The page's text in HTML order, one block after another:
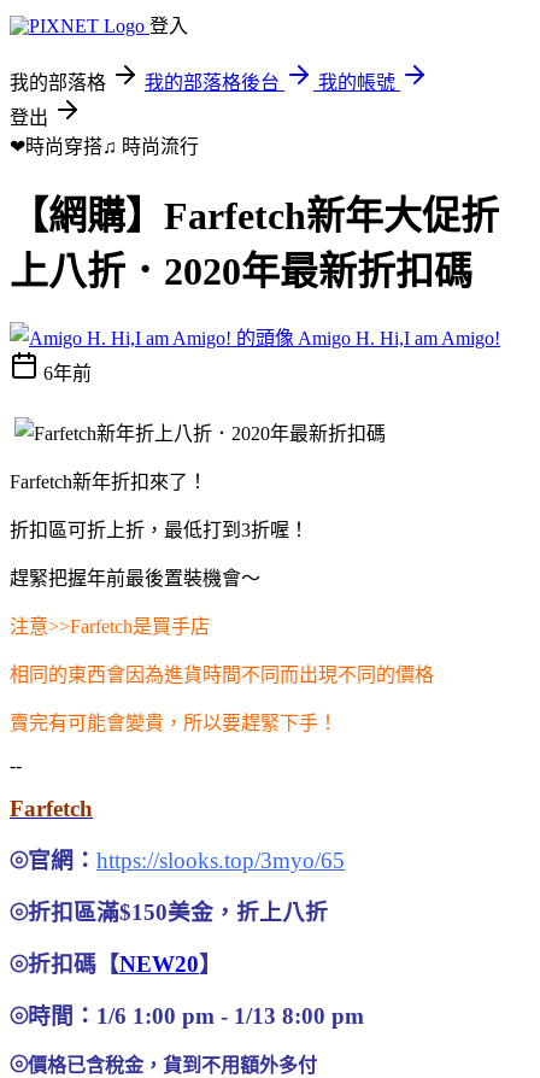
登入
我的部落格 我的部落格後台
我的帳號
登出
❤時尚穿搭♫ 時尚流行
【網購】Farfetch新年大促折
上八折．2020年最新折扣碼
Amigo H. Hi,I am Amigo!
6年前
Farfetch新年折扣來了！
折扣區可折上折，最低打到3折喔！
趕緊把握年前最後置裝機會～
注意>>Farfetch是買手店
相同的東西會因為進貨時間不同而出現不同的價格
賣完有可能會變貴，所以要趕緊下手！
--
Farfetch
⦾官網： https://slooks.top/3myo/65
⦾折扣區滿$150美金，折上八折
⦾折扣碼【NEW20】
⦾時間：1/6 1:00 pm - 1/13 8:00 pm
⦾價格已含稅金，貨到不用額外多付